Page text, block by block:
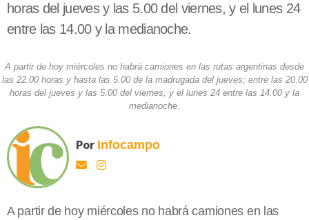
horas del jueves y las 5.00 del viernes, y el lunes 24
entre las 14.00 y la medianoche.
A partir de hoy miércoles no habrá camiones en las rutas argentinas desde
las 22.00 horas y hasta las 5.00 de la madrugada del jueves; entre las 20.00
horas del jueves y las 5.00 del viernes, y el lunes 24 entre las 14.00 y la
medianoche.
Por Infocampo
A partir de hoy miércoles no habrá camiones en las